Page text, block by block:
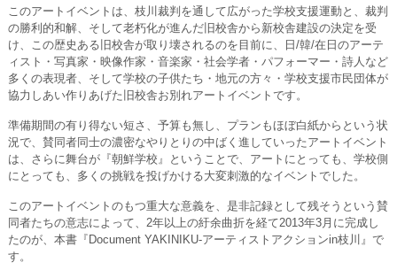
このアートイベントは、枝川裁判を通して広がった学校支援運動と、裁判
の勝利的和解、そして老朽化が進んだ旧校舎から新校舎建設の決定を受
け、この歴史ある旧校舎が取り壊されるのを目前に、日/韓/在日のアーテ
ィスト・写真家・映像作家・音楽家・社会学者・パフォーマー・詩人など
多くの表現者、そして学校の子供たち・地元の方々・学校支援市民団体が
協力しあい作りあげた旧校舎お別れアートイベントです。
準備期間の有り得ない短さ、予算も無し、プランもほぼ白紙からという状
況で、賛同者同士の濃密なやりとりの中ばく進していったアートイベント
は、さらに舞台が『朝鮮学校』ということで、アートにとっても、学校側
にとっても、多くの挑戦を投げかける大変刺激的なイベントでした。
このアートイベントのもつ重大な意義を、是非記録として残そうという賛
同者たちの意志によって、2年以上の紆余曲折を経て2013年3月に完成し
たのが、本書『Document YAKINIKU-アーティストアクションin枝川』で
す。